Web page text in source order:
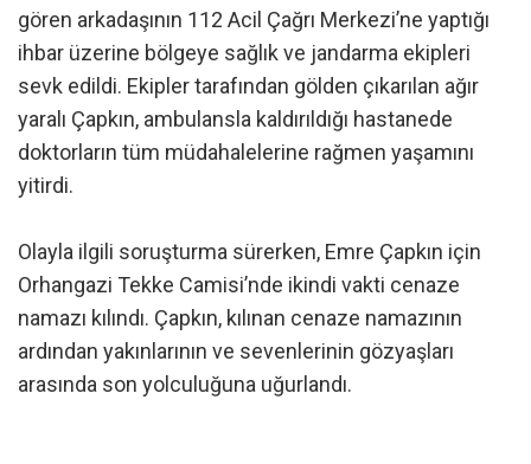
gören arkadaşının 112 Acil Çağrı Merkezi’ne yaptığı
ihbar üzerine bölgeye sağlık ve jandarma ekipleri
sevk edildi. Ekipler tarafından gölden çıkarılan ağır
yaralı Çapkın, ambulansla kaldırıldığı hastanede
doktorların tüm müdahalelerine rağmen yaşamını
yitirdi.
Olayla ilgili soruşturma sürerken, Emre Çapkın için
Orhangazi Tekke Camisi’nde ikindi vakti cenaze
namazı kılındı. Çapkın, kılınan cenaze namazının
ardından yakınlarının ve sevenlerinin gözyaşları
arasında son yolculuğuna uğurlandı.